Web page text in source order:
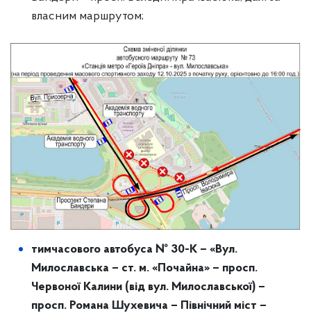
власним маршрутом;
тимчасового автобуса № 30-К – «Вул.
Милославська – ст. м. «Почайна» – просп.
Червоної Калини (від вул. Милославської) –
просп. Романа Шухевича – Північний міст –